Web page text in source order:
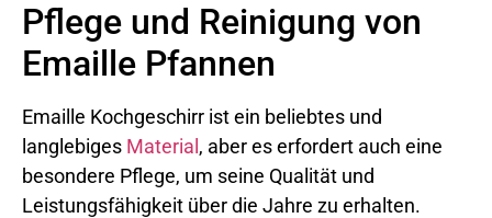
Pflege und Reinigung von
Emaille Pfannen
Emaille Kochgeschirr ist ein beliebtes und
langlebiges Material , aber es erfordert auch eine
besondere Pflege, um seine Qualität und
Leistungsfähigkeit über die Jahre zu erhalten.